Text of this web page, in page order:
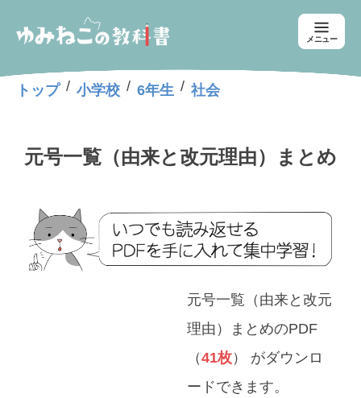
メニュー
トップ / 小学校 / 6年生 / 社会
元号一覧（由来と改元理由）まとめ
元号一覧（由来と改元
理由）まとめのPDF
（41枚） がダウンロ
ードできます。